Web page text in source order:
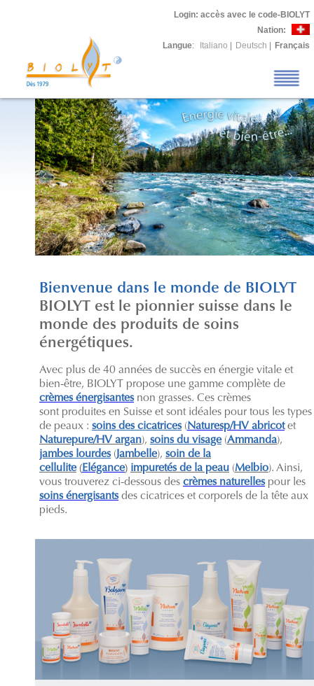
Login: accès avec le code-BIOLYT
Nation:
Langue: Italiano Deutsch Français
Bienvenue dans le monde de BIOLYT
BIOLYT est le pionnier suisse dans le
monde des produits de soins
énergétiques.
Avec plus de 40 années de succès en énergie vitale et
bien-être, BIOLYT propose une gamme complète de
crèmes énergisantesnon grasses. Ces crèmes
sont produites en Suisse et sont idéales pour tous les types
de peaux : soins des cicatrices(Naturesp/HV abricotet
Naturepure/HV argan), soins du visage(Ammanda),
jambes lourdes(Jambelle), soin de la
cellulite(Elégance) impuretés de la peau (Melbio). Ainsi,
vous trouverez ci-dessous des crèmes naturelles pour les
soins énergisantsdes cicatrices et corporels de la tête aux
pieds.